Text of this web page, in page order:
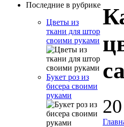
Последние в рубрике
Цветы из
ткани для штор
своими руками
Букет роз из
бисера своими
руками